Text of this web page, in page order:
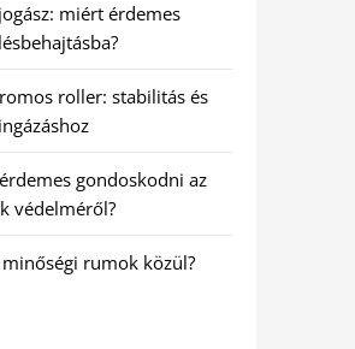
miért érdemes
roller: stabilitás és
gondoskodni az
védelméről?
rumok közül?